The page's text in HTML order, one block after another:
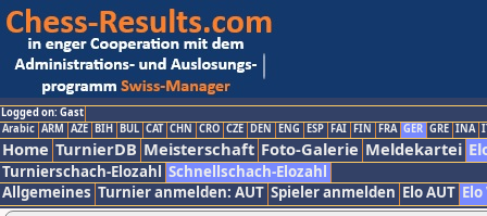
Logged on: Gast
Arabic ARM AZE BIH BUL CAT CHN CRO CZE DEN ENG ESP FAI FIN FRA GER GRE INA
Home TurnierDB Meisterschaft Foto-Galerie Meldekartei
Turnierschach-Elozahl Schnellschach-Elozahl
Allgemeines Turnier anmelden: AUT Spieler anmelden Elo AUT